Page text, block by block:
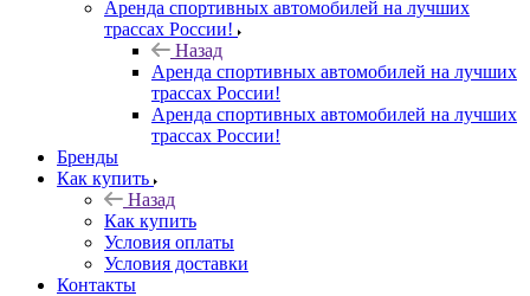
Аренда спортивных автомобилей на лучших
трассах России!
Назад
Аренда спортивных автомобилей на лучших
трассах России!
Аренда спортивных автомобилей на лучших
трассах России!
Бренды
Как купить
Назад
Как купить
Условия оплаты
Условия доставки
Контакты